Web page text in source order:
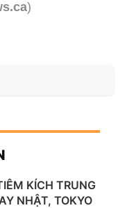
)
KÍCH TRUNG
NHẬT, TOKYO